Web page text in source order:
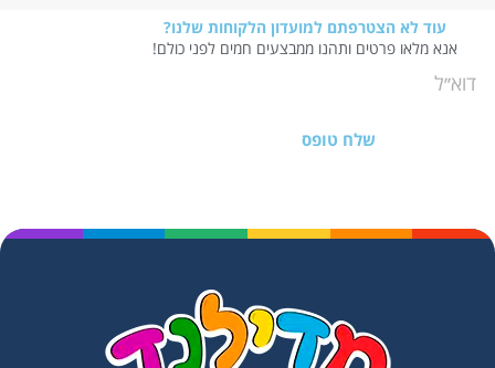
עוד לא הצטרפתם למועדון הלקוחות שלנו?
אנא מלאו פרטים ותהנו ממבצעים חמים לפני כולם!
שלח טופס